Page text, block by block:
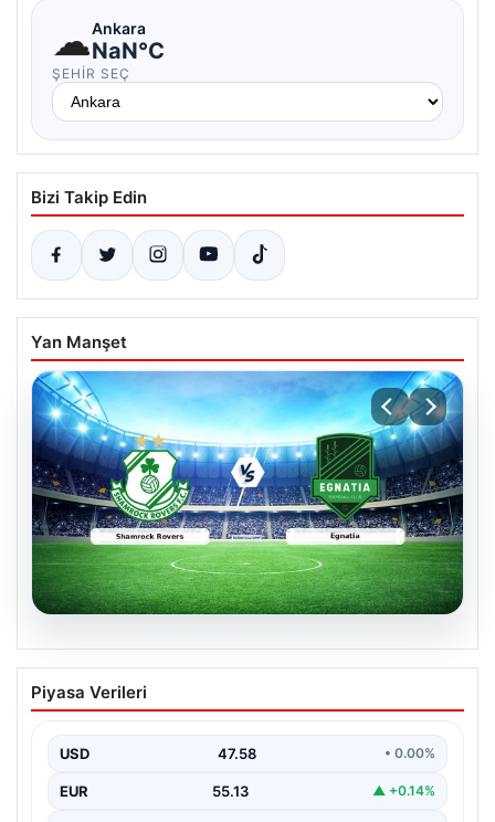
☁Ankara
NaN°C
ŞEHIR SEÇ
Bizi Takip Edin
Yan Manşet
Shamrock Rovers ile Egnatia
Karşılaşmasının Detaylı Özeti ve Kritik
İrlanda temsilcisi Shamrock Rovers, Avrupa kupaları
bir…
Piyasa Verileri
USD 47.58 • 0.00%
EUR 55.13 ▲ +0.14%